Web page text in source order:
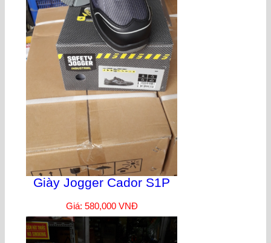
Giày Jogger Cador S1P
Giá: 580,000 VNĐ